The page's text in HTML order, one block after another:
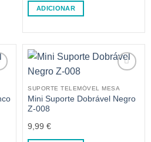
de 5
ADICIONAR
SUPORTE TELEMÓVEL MESA
Mini Suporte Dobrável Negro
Z-008
9,99 €